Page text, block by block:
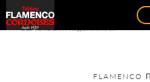
ВЕРНУТЬСЯ К ХУДОЖНИКАМ
FLAMENCO